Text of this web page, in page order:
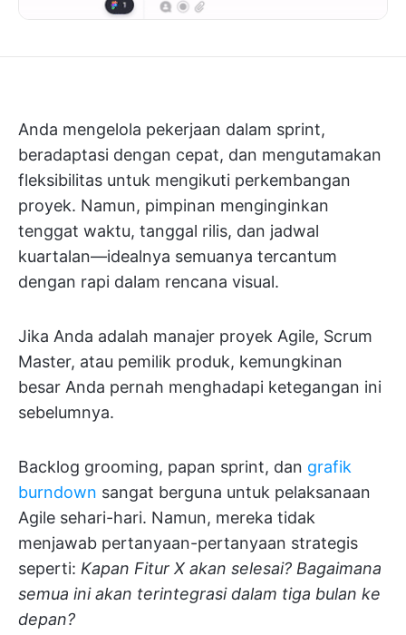
Anda mengelola pekerjaan dalam sprint,
beradaptasi dengan cepat, dan mengutamakan
fleksibilitas untuk mengikuti perkembangan
proyek. Namun, pimpinan menginginkan
tenggat waktu, tanggal rilis, dan jadwal
kuartalan—idealnya semuanya tercantum
dengan rapi dalam rencana visual.
Jika Anda adalah manajer proyek Agile, Scrum
Master, atau pemilik produk, kemungkinan
besar Anda pernah menghadapi ketegangan ini
sebelumnya.
Backlog grooming, papan sprint, dan grafik
burndown sangat berguna untuk pelaksanaan
Agile sehari-hari. Namun, mereka tidak
menjawab pertanyaan-pertanyaan strategis
seperti: Kapan Fitur X akan selesai? Bagaimana
semua ini akan terintegrasi dalam tiga bulan ke
depan?